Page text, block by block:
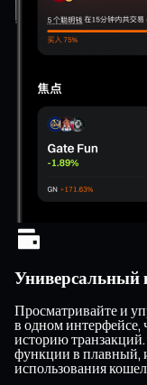
Универсальный
Просматривайте и
в одном интерфейсе,
историю
функции в плавный,
использования